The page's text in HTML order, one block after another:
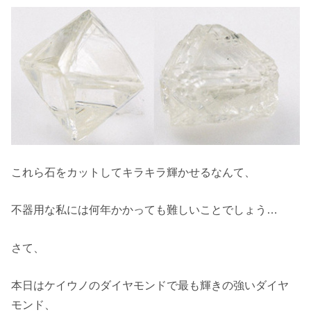
これら石をカットしてキラキラ輝かせるなんて、
不器用な私には何年かかっても難しいことでしょう…
さて、
本日はケイウノのダイヤモンドで最も輝きの強いダイヤ
モンド、